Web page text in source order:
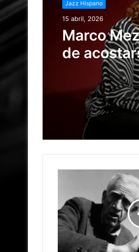
Jazz Hispano
15 abril, 2026
Marco
de
Jazz Hispano
15 marzo, 2026
Historia